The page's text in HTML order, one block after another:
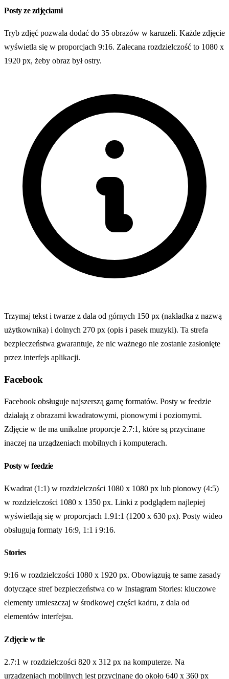
Posty ze zdjęciami
Tryb zdjęć pozwala dodać do 35 obrazów w karuzeli. Każde zdjęcie
wyświetla się w proporcjach 9:16. Zalecana rozdzielczość to 1080 x
1920 px, żeby obraz był ostry.
Trzymaj tekst i twarze z dala od górnych 150 px (nakładka z nazwą
użytkownika) i dolnych 270 px (opis i pasek muzyki). Ta strefa
bezpieczeństwa gwarantuje, że nic ważnego nie zostanie zasłonięte
przez interfejs aplikacji.
Facebook
Facebook obsługuje najszerszą gamę formatów. Posty w feedzie
działają z obrazami kwadratowymi, pionowymi i poziomymi.
Zdjęcie w tle ma unikalne proporcje 2.7:1, które są przycinane
inaczej na urządzeniach mobilnych i komputerach.
Posty w feedzie
Kwadrat (1:1) w rozdzielczości 1080 x 1080 px lub pionowy (4:5)
w rozdzielczości 1080 x 1350 px. Linki z podglądem najlepiej
wyświetlają się w proporcjach 1.91:1 (1200 x 630 px). Posty wideo
obsługują formaty 16:9, 1:1 i 9:16.
Stories
9:16 w rozdzielczości 1080 x 1920 px. Obowiązują te same zasady
dotyczące stref bezpieczeństwa co w Instagram Stories: kluczowe
elementy umieszczaj w środkowej części kadru, z dala od
elementów interfejsu.
Zdjęcie w tle
2.7:1 w rozdzielczości 820 x 312 px na komputerze. Na
urządzeniach mobilnych jest przycinane do około 640 x 360 px